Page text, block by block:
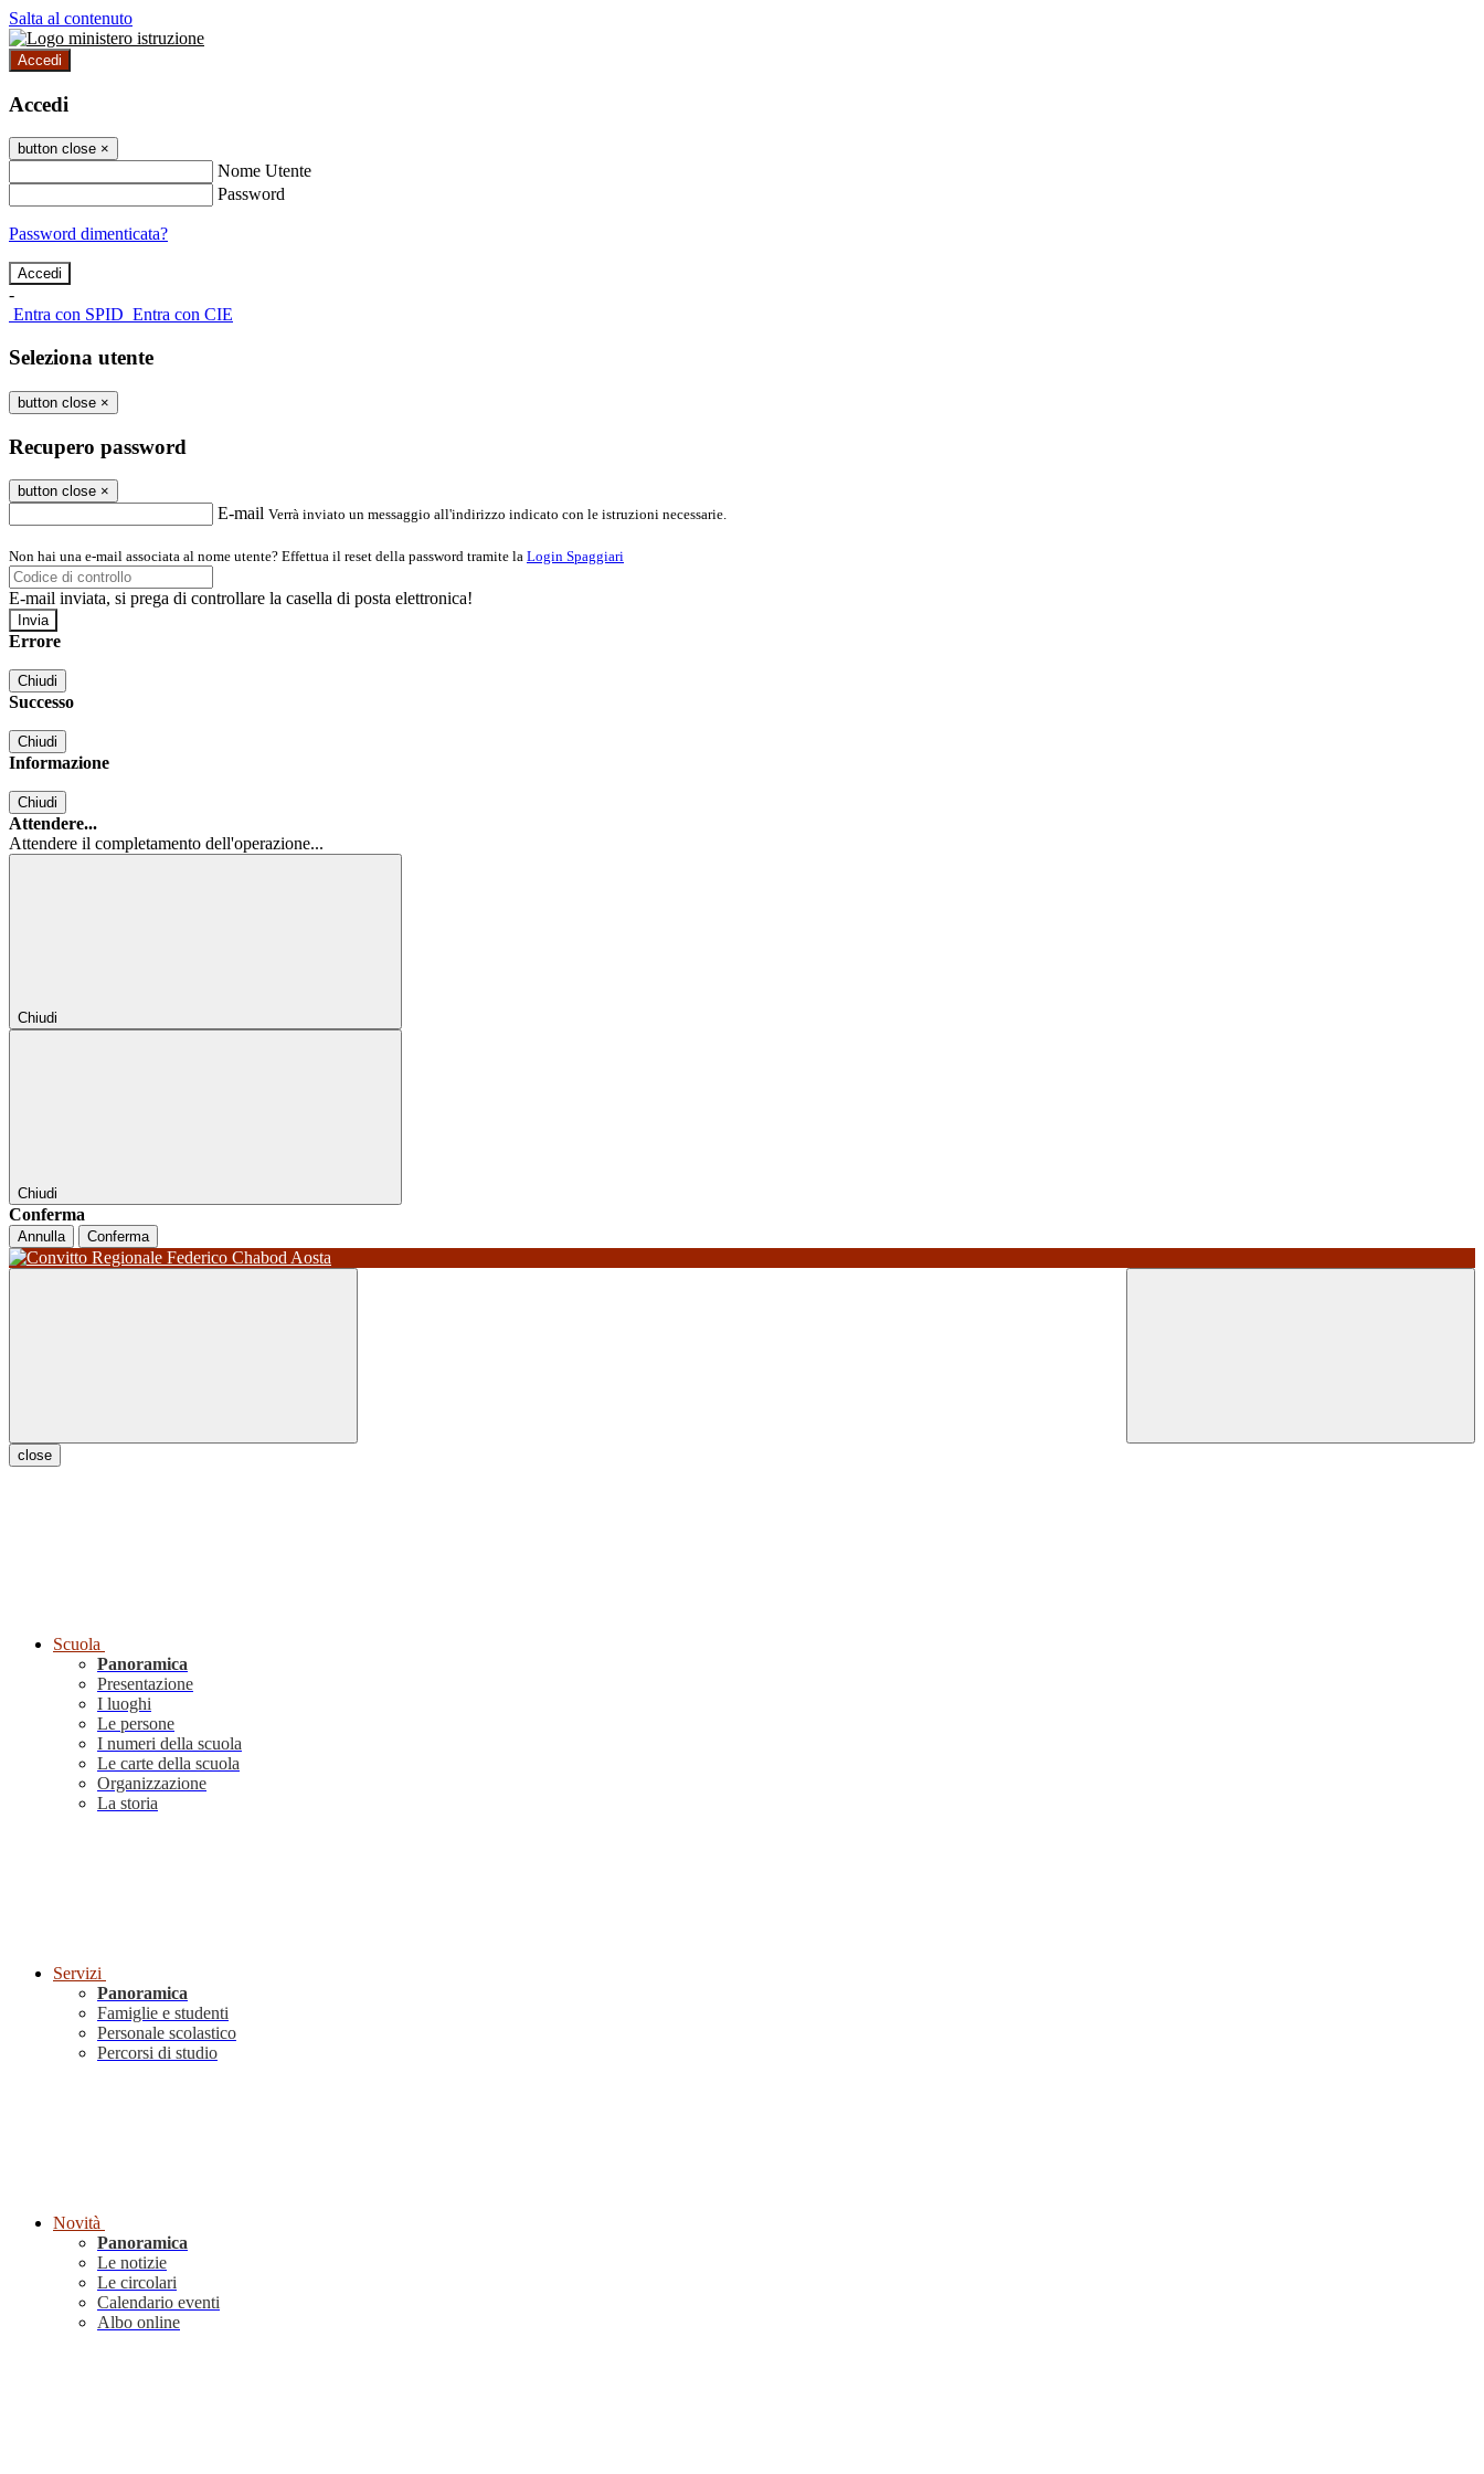
Salta al contenuto
Accedi
Accedi
button close ×
Nome Utente
Password
Password dimenticata?
-
Entra con SPID Entra con CIE
Seleziona utente
button close ×
Recupero password
button close ×
E-mail Verrà inviato un messaggio all'indirizzo indicato con le istruzioni necessarie.
Non hai una e-mail associata al nome utente? Effettua il reset della password tramite la Login Spaggiari
E-mail inviata, si prega di controllare la casella di posta elettronica!
Errore
Chiudi
Successo
Chiudi
Informazione
Chiudi
Attendere...
Attendere il completamento dell'operazione...
Chiudi
Chiudi
Conferma
Annulla Conferma
close
Scuola
Panoramica
Presentazione
I luoghi
Le persone
I numeri della scuola
Le carte della scuola
Organizzazione
La storia
Servizi
Panoramica
Famiglie e studenti
Personale scolastico
Percorsi di studio
Novità
Panoramica
Le notizie
Le circolari
Calendario eventi
Albo online